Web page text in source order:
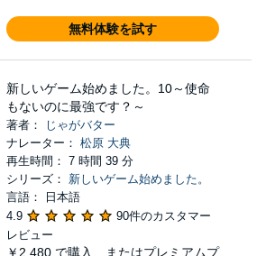
無料体験を試す
新しいゲーム始めました。10～使命
もないのに最強です？～
著者：
じゃがバター
ナレーター： 松原 大典
再生時間： 7 時間 39 分
シリーズ： 新しいゲーム始めました。
言語： 日本語
4.9
90件のカスタマー
レビュー
￥2,480 で購入、またはプレミアムプ